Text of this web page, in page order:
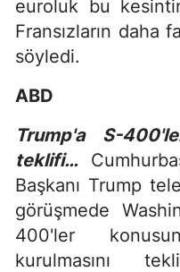
euroluk bu
Fransızların daha
söyledi.
ABD
Trump'a S-
teklifi…
Başkanı Trump
görüşmede
400'ler
kurulmasını